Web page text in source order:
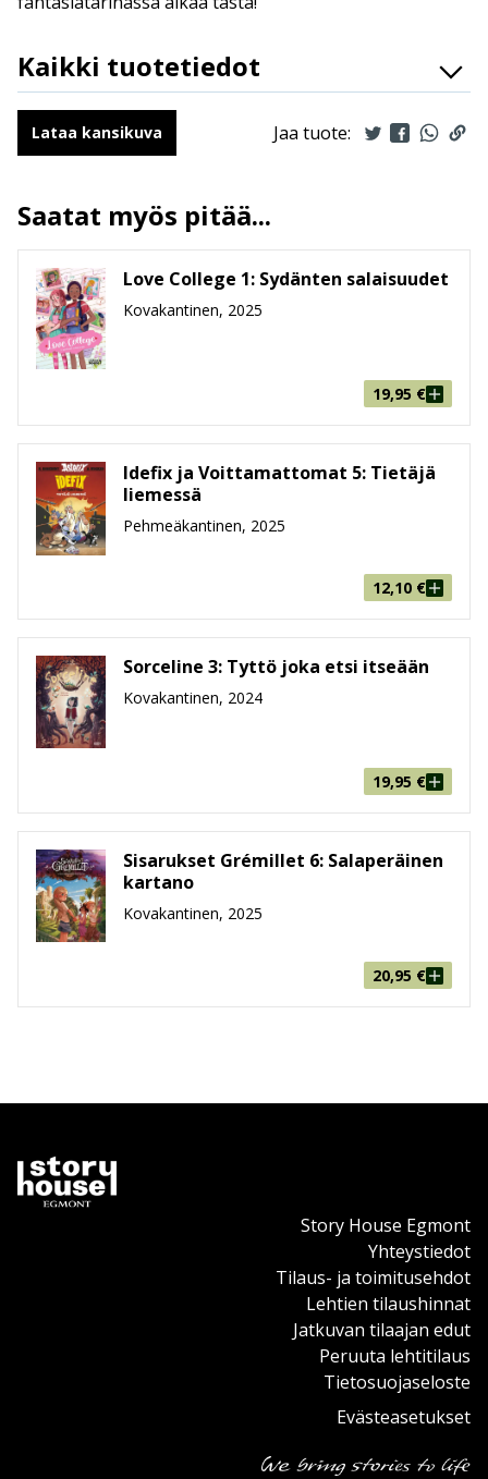
Kaikki tuotetiedot
ISBN
9789523347403
Kirjoittajat
Malin Falch
Kuvittajat
Ilmestymispäivä
26.3.2025
ALV
13.5 %
Sivumäärä
152
Koko
leveys x korkeus x paksuus
170 mm * 242 mm * 17 mm
Paino
Lataa kansikuva Jaa tuote:
Saatat myös pitää...
Love College 1: Sydänten salaisuudet
Kovakantinen, 2025
19,95 €
Idefix ja Voittamattomat 5: Tietäjä
liemessä
Pehmeäkantinen, 2025
12,10 €
Sorceline 3: Tyttö joka etsi itseään
Kovakantinen, 2024
19,95 €
Sisarukset Grémillet 6: Salaperäinen
kartano
Kovakantinen, 2025
20,95 €
Story House Egmont
Yhteystiedot
Tilaus- ja toimitusehdot
Lehtien tilaushinnat
Jatkuvan tilaajan edut
Peruuta lehtitilaus
Tietosuojaseloste
Evästeasetukset